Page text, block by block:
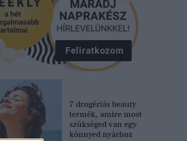
Feliratkozom
7 drogériás beauty
termék, amire most
szükséged van egy
könnyed nyárhoz